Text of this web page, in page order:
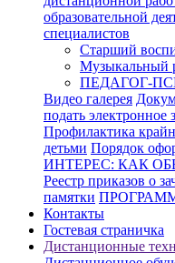
образовательной
специалистов
Старший
Музыкальный
ПЕДАГОГ-
Видео галерея
подать электронное
Профилактика
детьми Порядок
ИНТЕРЕС: КАК
Реестр приказов о
памятки
Контакты
Гостевая страничка
Дистанционные